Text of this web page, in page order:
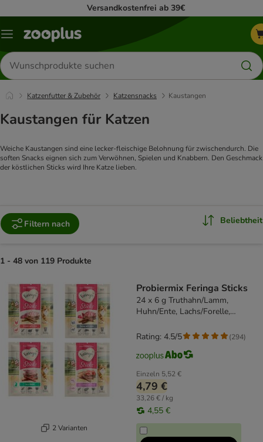
Versandkostenfrei ab 39€
Menü
Produkte
suchen
Katzenfutter & Zubehör Katzensnacks Kaustangen
Kaustangen für Katzen
Weiche Kaustangen sind eine lecker-fleischige Belohnung für zwischendurch. Die
soften Snacks eignen sich zum Verwöhnen, Spielen und Knabbern. Den Geschmack
der köstlichen Sticks wird Ihre Katze lieben.
Filtern nach Beliebtheit
1 - 48 von 119 Produkte
2 Varianten
Probiermix Feringa Sticks
24 x 6 g Truthahn/Lamm,
Huhn/Ente, Lachs/Forelle,
Einzeln 5,52 €
4,79 €
33,26 € / kg
4,55 €
Rating: 4.5/5 (294)